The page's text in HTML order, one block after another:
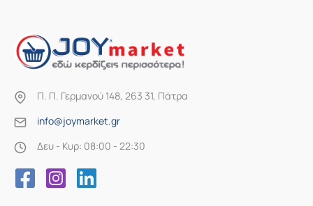
Π. Π. Γερμανού 148, 263 31, Πάτρα
info@joymarket.gr
Δευ - Κυρ: 08:00 - 22:30